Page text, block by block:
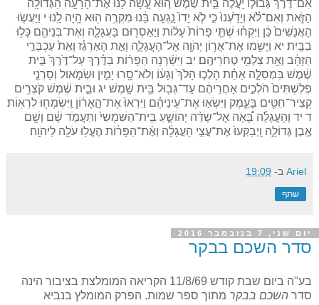
אִם־דֶּ֨רֶךְ גְּבוּל֤וֹ יַֽעֲלֶה֙ בֵּ֣ית שֶׁ֔מֶשׁ ה֚וּא עָ֣שָׂה לָ֔נוּ אֶת־הָרָעָ֥ה הַגְּדוֹלָ֖ה
הַזֹּ֑את וְאִם־לֹ֗א וְיָדַ֙עְנוּ֙ כִּ֣י לֹ֤א יָדוֹ֙ נָ֣גְעָה בָּ֔נוּ מִקְרֶ֥ה ה֖וּא הָ֥יָה לָֽנוּ׃ י וַיַּעֲשׂ֤וּ
הָאֲנָשִׁים֙ כֵּ֔ן וַיִּקְח֗וּ שְׁתֵּ֤י פָרוֹת֙ עָל֔וֹת וַיַּאַסְר֖וּם בָּעֲגָלָ֑ה וְאֶת־בְּנֵיהֶ֖ם כָּל֥וּ
בַבָּֽיִת׃ יא וַיָּשִׂ֛מוּ אֶת־אֲר֥וֹן יְהֹוָ֖ה אֶל־הָעֲגָלָ֑ה וְאֵ֣ת הָאַרְגַּ֗ז וְאֵת֙ עַכְבְּרֵ֣י
הַזָּהָ֔ב וְאֵ֖ת צַלְמֵ֥י טְחֹרֵיהֶֽם׃ יב וַיִּשַּׁ֨רְנָה הַפָּר֜וֹת בַּדֶּ֗רֶךְ עַל־דֶּ֙רֶךְ֙ בֵּ֣ית
שֶׁ֔מֶשׁ בִּמְסִלָּ֣ה אַחַ֗ת הָלְכ֤וּ הָלֹךְ֙ וְגָע֔וֹ וְלֹא־סָ֖רוּ יָמִ֣ין וּשְׂמֹ֑אול וְסַרְנֵ֤י
פְלִשְׁתִּים֙ הֹלְכִ֣ים אַחֲרֵיהֶ֔ם עַד־גְּב֖וּל בֵּ֥ית שָֽׁמֶשׁ׃ יג וּבֵ֣ית שֶׁ֔מֶשׁ קֹצְרִ֥ים
קְצִיר־חִטִּ֖ים בָּעֵ֑מֶק וַיִּשְׂא֣וּ אֶת־עֵינֵיהֶ֗ם וַיִּרְאוּ֙ אֶת־הָ֣אָר֔וֹן וַֽיִּשְׂמְח֖וּ לִרְאֽוֹת׃
ד יד וְהָעֲגָלָ֡ה בָּ֠אָה אֶל־שְׂדֵ֨ה יְהוֹשֻׁ֤עַ בֵּֽית־הַשִּׁמְשִׁי֙ וַתַּעֲמֹ֣ד שָׁ֔ם וְשָׁ֖ם
אֶ֣בֶן גְּדוֹלָ֑ה וַֽיְבַקְּעוּ֙ אֶת־עֲצֵ֣י הָעֲגָלָ֔ה וְאֶ֨ת־הַפָּר֔וֹת הֶעֱל֥וּ עֹלָ֖ה לַיהֹוָֽה׃
Ariel ב- 19:09
שתף
יום שני, 7 בנובמבר 2016
סדר השכם בבקר
בע"ה ביום שבת קודש 11/8/69 הקריאה המומלצת בציבור הינה
סדר השכם בבקר מתוך ספר שמות. הפרק המומלץ בנביא